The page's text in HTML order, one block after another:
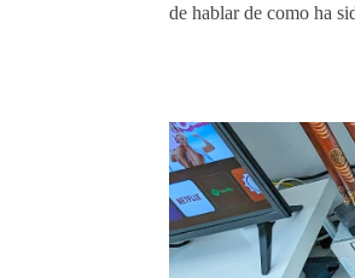
de hablar de como ha